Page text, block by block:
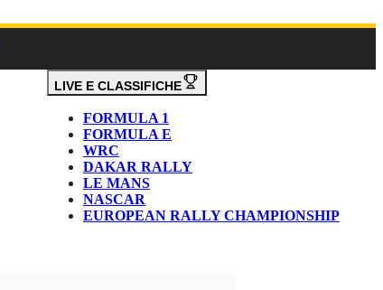
LIVE E CLASSIFICHE
FORMULA 1
FORMULA E
WRC
DAKAR RALLY
LE MANS
NASCAR
EUROPEAN RALLY CHAMPIONSHIP